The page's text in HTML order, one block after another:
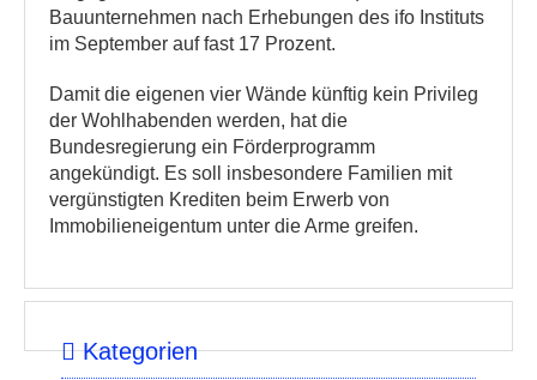
Bauunternehmen nach Erhebungen des ifo Instituts
im September auf fast 17 Prozent.
Damit die eigenen vier Wände künftig kein Privileg
der Wohlhabenden werden, hat die
Bundesregierung ein Förderprogramm
angekündigt. Es soll insbesondere Familien mit
vergünstigten Krediten beim Erwerb von
Immobilieneigentum unter die Arme greifen.
Kategorien